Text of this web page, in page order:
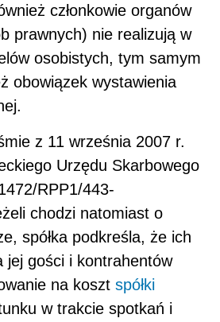
członkowie organów
prawnych) nie realizują w
osobistych, tym samym
obowiązek wystawienia
z 11 września 2007 r.
Urzędu Skarbowego
RPP1/443-
chodzi natomiast o
spółka podkreśla, że ich
jej gości i kontrahentów
na koszt spółki
w trakcie spotkań i